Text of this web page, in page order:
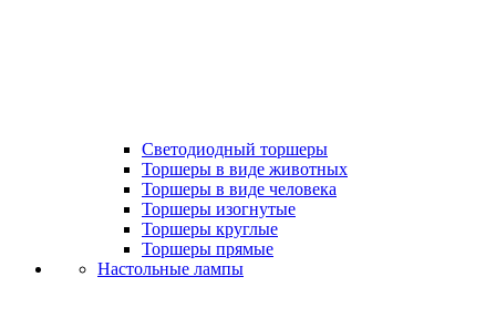
Светодиодный торшеры
Торшеры в виде животных
Торшеры в виде человека
Торшеры изогнутые
Торшеры круглые
Торшеры прямые
Настольные лампы